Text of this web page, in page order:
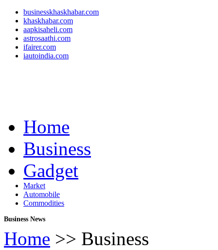
businesskhaskhabar.com
khaskhabar.com
aapkisaheli.com
astrosaathi.com
ifairer.com
iautoindia.com
Home
Business
Gadget
Market
Automobile
Commodities
Business News
Home >> Business